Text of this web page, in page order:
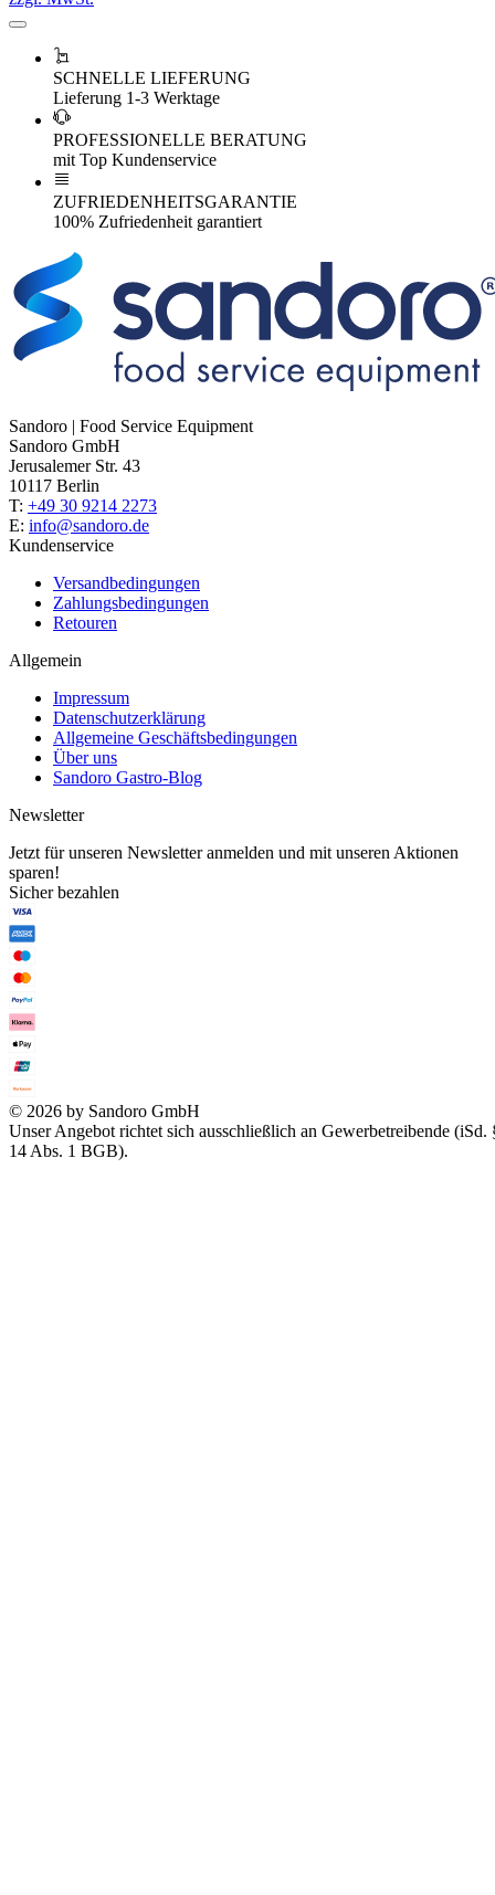
SCHNELLE LIEFERUNG
Lieferung 1-3 Werktage
PROFESSIONELLE BERATUNG
mit Top Kundenservice
ZUFRIEDENHEITSGARANTIE
100% Zufriedenheit garantiert
Sandoro | Food Service Equipment
Sandoro GmbH
Jerusalemer Str. 43
10117 Berlin
T: +49 30 9214 2273
E: info@sandoro.de
Kundenservice
Versandbedingungen
Zahlungsbedingungen
Retouren
Allgemein
Impressum
Datenschutzerklärung
Allgemeine Geschäftsbedingungen
Über uns
Sandoro Gastro-Blog
Newsletter
Jetzt für unseren Newsletter anmelden und mit unseren Aktionen
sparen!
Sicher bezahlen
© 2026 by Sandoro GmbH
Unser Angebot richtet sich ausschließlich an Gewerbetreibende (iSd.
14 Abs. 1 BGB).